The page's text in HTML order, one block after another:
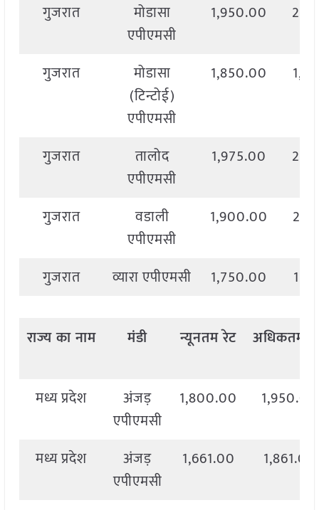
गुजरात
मोडासा
एपीएमसी
1,950.00
गुजरात
मोडासा
(टिन्टोई)
एपीएमसी
1,850.00
गुजरात
तालोद
एपीएमसी
1,975.00
गुजरात
वडाली
एपीएमसी
1,900.00
गुजरात व्यारा एपीएमसी 1,750.00
राज्यकानाम मंडी न्यूनतमरेट अधिकतम
मध्य प्रदेश
अंजड़
एपीएमसी
1,800.00 1,950.00
मध्य प्रदेश
अंजड़
एपीएमसी
1,661.00 1,861.00